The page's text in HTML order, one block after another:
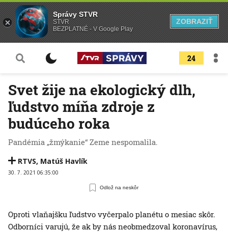
24
Svet žije na ekologický dlh,
ľudstvo míňa zdroje z
budúceho roka
Pandémia „žmýkanie“ Zeme nespomalila.
RTVS, Matúš Havlík
30. 7. 2021 06:35:00
Odlož na neskôr
Oproti vlaňajšku ľudstvo vyčerpalo planétu o mesiac skôr.
Odborníci varujú, že ak by nás neobmedzoval koronavírus,
Správy STVR
STVR
BEZPLATNÉ - V Google Play
ZOBRAZIŤ